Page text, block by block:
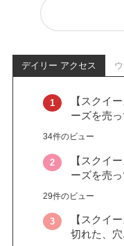
デイリー アクセス
【スクイ
ーズを売
34件のビュー
【スクイ
ーズを売
29件のビュー
【スクイ
切れた、穴